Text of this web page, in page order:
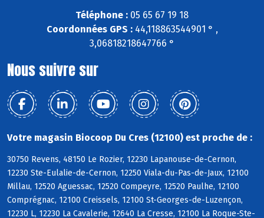
Téléphone : 05 65 67 19 18
Coordonnées GPS :44,118863544901 ° ,
3,06818218647766 °
Nous suivre sur
Votre magasin Biocoop Du Cres (12100) est proche de :
30750 Revens, 48150 Le Rozier, 12230 Lapanouse-de-Cernon,
12230 Ste-Eulalie-de-Cernon, 12250 Viala-du-Pas-de-Jaux, 12100
Millau, 12520 Aguessac, 12520 Compeyre, 12520 Paulhe, 12100
Comprégnac, 12100 Creissels, 12100 St-Georges-de-Luzençon,
12230 L, 12230 La Cavalerie, 12640 La Cresse, 12100 La Roque-Ste-